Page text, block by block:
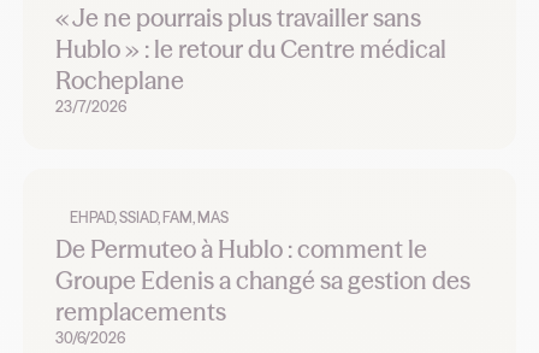
« Je ne pourrais plus travailler sans
Hublo » : le retour du Centre médical
Rocheplane
23/7/2026
EHPAD, SSIAD, FAM, MAS
De Permuteo à Hublo : comment le
Groupe Edenis a changé sa gestion des
remplacements
30/6/2026